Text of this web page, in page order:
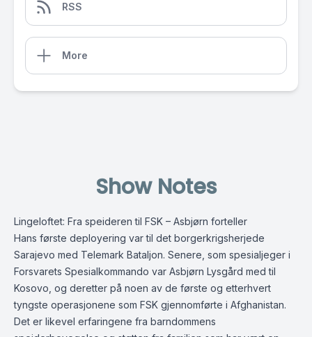
RSS
More
Show Notes
Lingeloftet: Fra speideren til FSK – Asbjørn forteller
Hans første deployering var til det borgerkrigsherjede
Sarajevo med Telemark Bataljon. Senere, som spesialjeger i
Forsvarets Spesialkommando var Asbjørn Lysgård med til
Kosovo, og deretter på noen av de første og etterhvert
tyngste operasjonene som FSK gjennomførte i Afghanistan.
Det er likevel erfaringene fra barndommens